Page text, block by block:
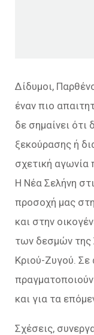
Δίδυμοι,
έναν πιο
δε σημαίνει ότι
ξεκούρασης ή
σχετική αγωνία
Η Νέα Σελήνη
προσοχή μας
και στην
των δεσμών της
Κριού-Ζυγού.
και για τα
Σχέσεις,